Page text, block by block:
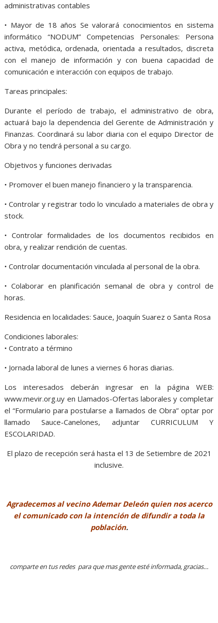
administrativas contables
• Mayor de 18 años Se valorará conocimientos en sistema
informático “NODUM” Competencias Personales: Persona
activa, metódica, ordenada, orientada a resultados, discreta
con el manejo de información y con buena capacidad de
comunicación e interacción con equipos de trabajo.
Tareas principales:
Durante el período de trabajo, el administrativo de obra,
actuará bajo la dependencia del Gerente de Administración y
Finanzas. Coordinará su labor diaria con el equipo Director de
Obra y no tendrá personal a su cargo.
Objetivos y funciones derivadas
• Promover el buen manejo financiero y la transparencia.
• Controlar y registrar todo lo vinculado a materiales de obra y
stock.
• Controlar formalidades de los documentos recibidos en
obra, y realizar rendición de cuentas.
• Controlar documentación vinculada al personal de la obra.
• Colaborar en planificación semanal de obra y control de
horas.
Residencia en localidades: Sauce, Joaquín Suarez o Santa Rosa
Condiciones laborales:
• Contrato a término
• Jornada laboral de lunes a viernes 6 horas diarias.
Los interesados deberán ingresar en la página WEB:
www.mevir.org.uy en Llamados-Ofertas laborales y completar
el “Formulario para postularse a llamados de Obra” optar por
llamado Sauce-Canelones, adjuntar CURRICULUM Y
ESCOLARIDAD.
El plazo de recepción será hasta el 13 de Setiembre de 2021
inclusive.
Agradecemos al vecino Ademar Deleón quien nos acerco
el comunicado con la intención de difundir a toda la
población.
comparte en tus redes para que mas gente esté informada, gracias…